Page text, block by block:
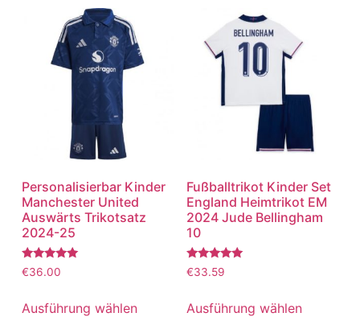
Personalisierbar Kinder
Manchester United
Auswärts Trikotsatz
2024-25
Bewertet
mit
von 5
€36.00
Ausführung wählen
Fußballtrikot Kinder Set
England Heimtrikot EM
2024 Jude Bellingham
10
Bewertet
mit
von 5
€33.59
Ausführung wählen